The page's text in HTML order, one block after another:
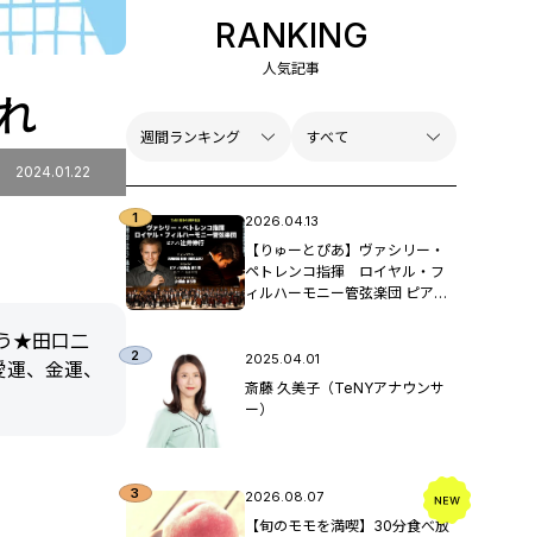
2024.01.22
★田口二
、金運、
RANKING
人気記事
2026.04.13
【りゅーとぴあ】ヴァシリー・
ペトレンコ指揮 ロイヤル・フ
ィルハーモニー管弦楽団 ピア
2025.04.01
斎藤 久美子（TeNYアナウンサ
ー）
2026.08.07
【旬のモモを満喫】30分食べ放